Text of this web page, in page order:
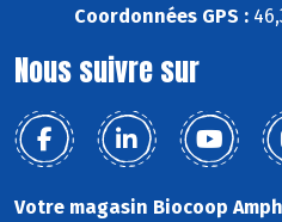
Coordonnées GPS :
Nous suivre sur
Votre magasin Biocoop